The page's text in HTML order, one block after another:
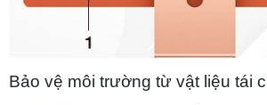
Bảo vệ môi trường từ vật liệu tái